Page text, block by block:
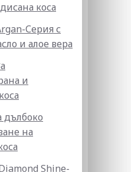
коса
Серия с
и алое вера
и
дълбоко
на
Shine-